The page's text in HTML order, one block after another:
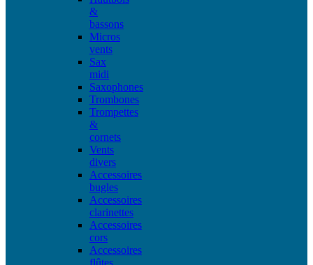
&
bassons
Micros
vents
Sax
midi
Saxophones
Trombones
Trompettes
&
cornets
Vents
divers
Accessoires
bugles
Accessoires
clarinettes
Accessoires
cors
Accessoires
flûtes